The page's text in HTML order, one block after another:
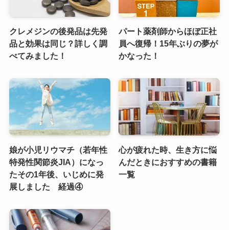
クレメジンの後発品は先発
品と効果は同じ？詳しく調
べてみました！
パート薬剤師からほぼ正社
員へ復帰！15年ぶりの夢が
かなった！
娘が小児リウマチ（若年性
特発性関節炎JIA）になっ
たその1年後、いじめに発
展しました 経過④
心が疲れた時、生き方に悩
んだときにおすすめの書籍
一覧